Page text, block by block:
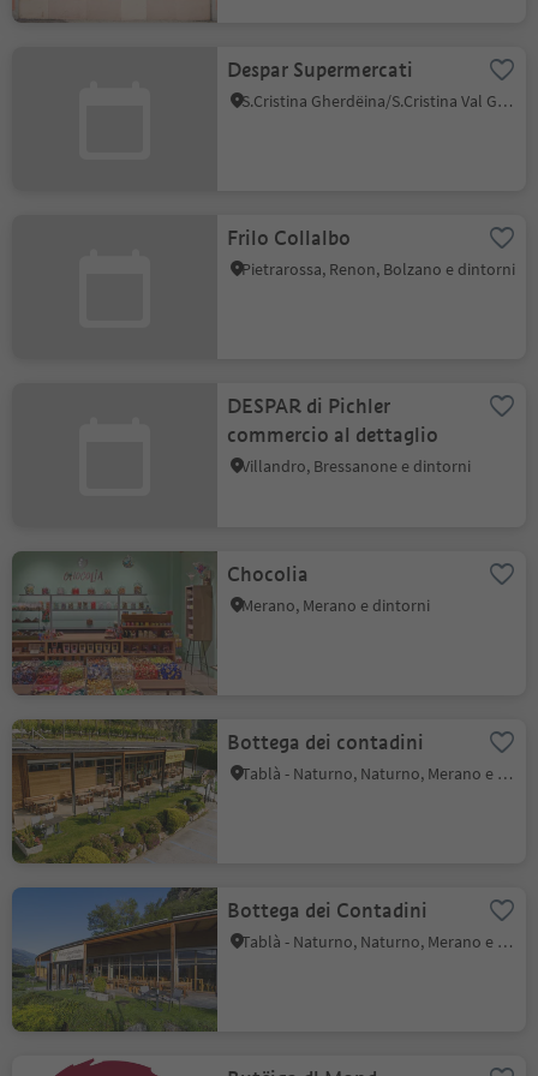
Despar Supermercati
S.Cristina Gherdëina/S.Cristina Val Gardena, Santa Cristina Val Gardena, Regione dolomitica Val Gardena
Frilo Collalbo
Pietrarossa, Renon, Bolzano e dintorni
DESPAR di Pichler
commercio al dettaglio
Villandro, Bressanone e dintorni
Chocolia
Merano, Merano e dintorni
Bottega dei contadini
Tablà - Naturno, Naturno, Merano e dintorni
Bottega dei Contadini
Tablà - Naturno, Naturno, Merano e dintorni